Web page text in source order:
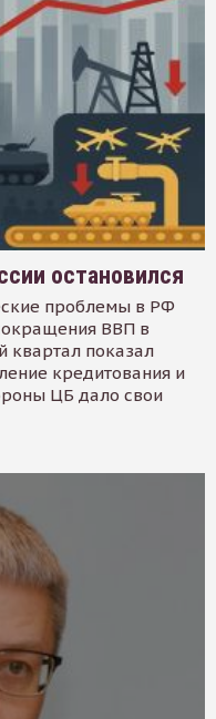
остановился
проблемы в РФ
ВВП в
квартал показал
кредитования и
ЦБ дало свои